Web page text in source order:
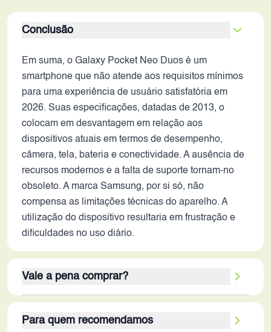
Conclusão
Em suma, o Galaxy Pocket Neo Duos é um
smartphone que não atende aos requisitos mínimos
para uma experiência de usuário satisfatória em
2026. Suas especificações, datadas de 2013, o
colocam em desvantagem em relação aos
dispositivos atuais em termos de desempenho,
câmera, tela, bateria e conectividade. A ausência de
recursos modernos e a falta de suporte tornam-no
obsoleto. A marca Samsung, por si só, não
compensa as limitações técnicas do aparelho. A
utilização do dispositivo resultaria em frustração e
dificuldades no uso diário.
Vale a pena comprar?
pena ser considerado. Seus pontos fortes, como
Para quem recomendamos